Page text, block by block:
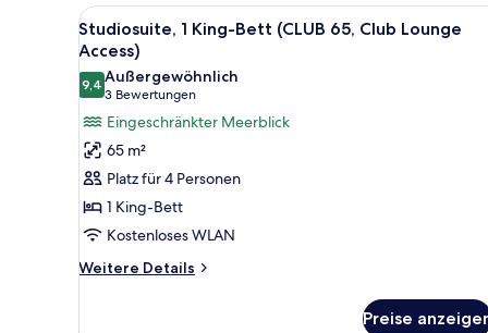
36,
with
Club
Lounge
Access)
Alle
Fotos
für
Studiosuite,
1 King-
Bett
(CLUB
65,
Club
Lounge
Access)
Ein Hotelzimmer mit einem
5
Studiosuite, 1 King-Bett (CLUB 65, Club Lounge
Access)
9,49,4 von 10
Außergewöhnlich
3 Bewertungen
(3
Bewertungen)
Eingeschränkter Meerblick
65 m²
Platz für 4 Personen
1 King-Bett
Kostenloses WLAN
Weitere Details
Weitere
Preise